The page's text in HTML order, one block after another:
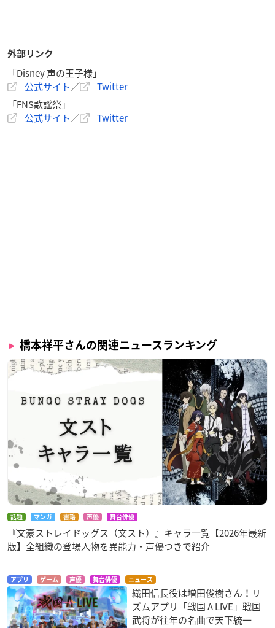
外部リンク
「Disney 声の王子様」
公式サイト／
Twitter
「FNS歌謡祭」
公式サイト／ Twitter
橋本祥平さんの関連ニュースランキング
話題 マンガ 書籍 声優 舞台俳優
『文豪ストレイドッグス（文スト）』キャラ一覧【2026年最新
版】全組織の登場人物を異能力・声優つきで紹介
アプリ ゲーム 声優 舞台俳優 ニュース
織田信長役は増田俊樹さん！リ
ズムアプリ「戦国 A LIVE」戦国
武将が往年の名曲で天下統一